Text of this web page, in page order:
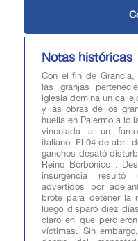
Notas históricas
Con el fin de
las granjas
iglesia domina un
y las obras de los
huella en Palermo a lo
vinculada a un
italiano. El 04 de abril
ganchos desató
Reino Borbonico .
insurgencia
advertidos por
brote para detener la
luego disparó diez
claro en que
víctimas. Sin